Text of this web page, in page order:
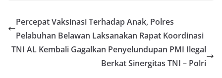
Percepat Vaksinasi Terhadap Anak, Polres
Pelabuhan Belawan Laksanakan Rapat Koordinasi
TNI AL Kembali Gagalkan Penyelundupan PMI Ilegal
Berkat Sinergitas TNI – Polri